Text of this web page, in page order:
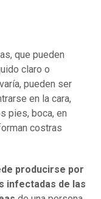
que pueden
claro o
pueden ser
en la cara,
pies, boca, en
costras
producirse por
infectadas de las